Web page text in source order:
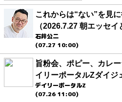
これからは“ない”を見
（2026.7.27 朝エッセイ
石井公二
(07.27 10:00)
旨粉会、ポピー、カレ
イリーポータルZダイジ
デイリーポータルZ
(07.26 11:00)